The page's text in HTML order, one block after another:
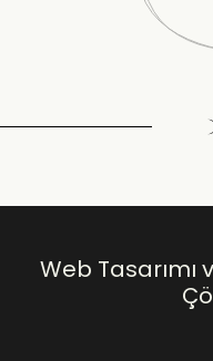
Web Tasarımı